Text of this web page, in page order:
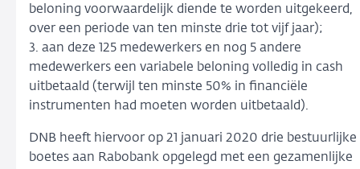
beloning voorwaardelijk diende te worden uitgekeerd,
over een periode van ten minste drie tot vijf jaar);
3. aan deze 125 medewerkers en nog 5 andere
medewerkers een variabele beloning volledig in cash
uitbetaald (terwijl ten minste 50% in financiële
instrumenten had moeten worden uitbetaald).
DNB heeft hiervoor op 21 januari 2020 drie bestuurlijke
boetes aan Rabobank opgelegd met een gezamenlijke